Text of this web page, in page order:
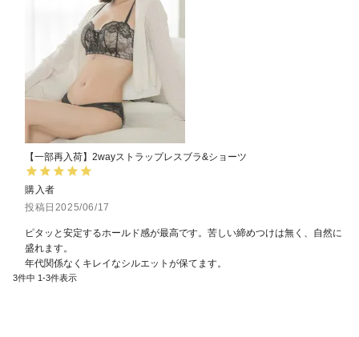
【一部再入荷】2wayストラップレスブラ&ショーツ
購入者
投稿日 2025/06/17
ピタッと安定するホールド感が最高です。苦しい締めつけは無く、自然に
盛れます。
年代関係なくキレイなシルエットが保てます。
3件中 1-3件表示